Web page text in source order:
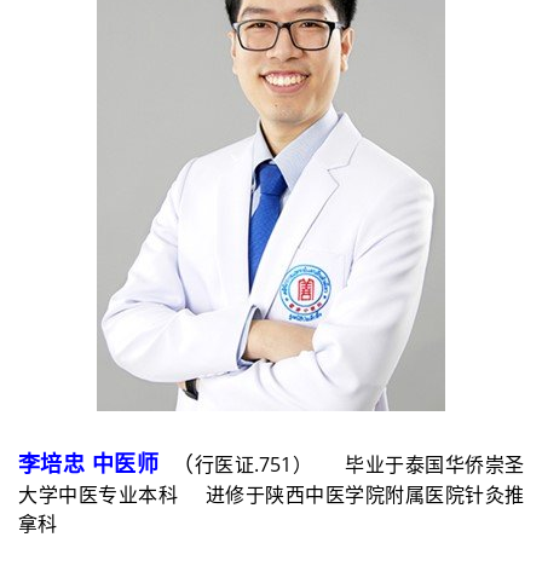
李培忠 中医师 （行医证.751） 毕业于泰国华侨崇圣
大学中医专业本科 进修于陕西中医学院附属医院针灸推
拿科